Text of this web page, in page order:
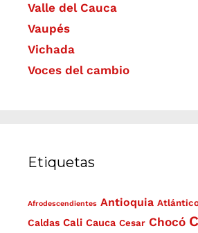
Valle del Cauca
Vaupés
Vichada
Voces del cambio
Etiquetas
Afrodescendientes Antioquia
Caldas Cali Cauca Cesar Chocó